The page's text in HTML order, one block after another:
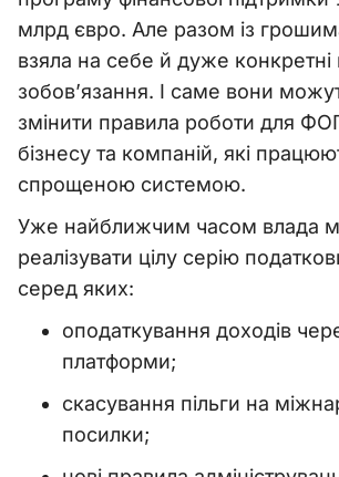
млрд євро. Але разом із
взяла на себе й дуже конкретні
зобов’язання. І саме вони
змінити правила роботи для
бізнесу та компаній, які
спрощеною системою.
Уже найближчим часом влада
реалізувати цілу серію
серед яких:
оподаткування доходів
платформи;
скасування пільги на
посилки;